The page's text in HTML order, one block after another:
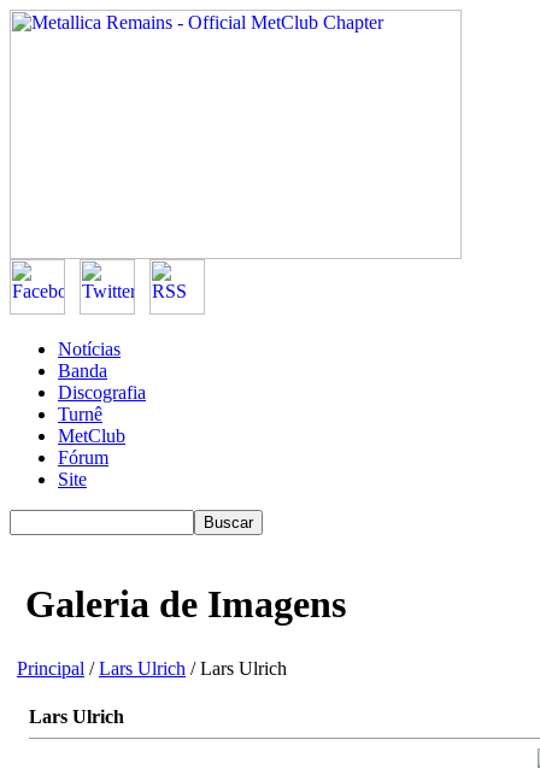
Notícias
Banda
Discografia
Turnê
MetClub
Fórum
Site
Galeria de Imagens
Principal /Lars Ulrich / Lars Ulrich
Lars Ulrich